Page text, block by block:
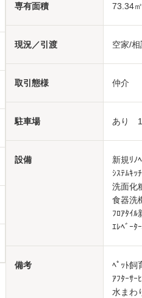
専有面積 73.34㎡
現況／引渡 空家/相
取引態様 仲介
駐車場 あり
設備
新規ﾘﾉ
ｼｽﾃﾑｷ
洗面化
食器洗
ﾌﾛｱﾀｲﾙ
ｴﾚﾍﾞｰﾀ
備考
ﾍﾟｯﾄ飼
ｱﾌﾀｰｻｰ
水まわ